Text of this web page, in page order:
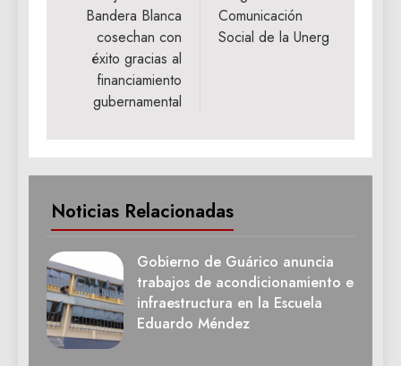
entradas
Bandera Blanca
cosechan con
éxito gracias al
financiamiento
gubernamental
Comunicación
Social de la Unerg
Noticias Relacionadas
Gobierno de Guárico anuncia
trabajos de acondicionamiento e
infraestructura en la Escuela
Eduardo Méndez